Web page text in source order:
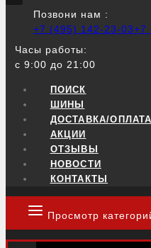
Позвони нам :
+7 (495) 142-23-03+7
Часы работы:
с 9:00 до 21:00
ПОИСК
ШИНЫ
ДОСТАВКА/ОПЛАТА
АКЦИИ
ОТЗЫВЫ
НОВОСТИ
КОНТАКТЫ
Просмотр